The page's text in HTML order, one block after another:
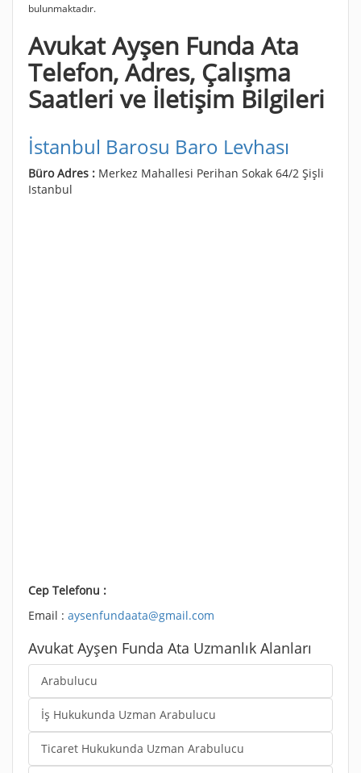
bulunmaktadır.
Avukat Ayşen Funda Ata
Telefon, Adres, Çalışma
Saatleri ve İletişim Bilgileri
İstanbul Barosu Baro Levhası
Büro Adres : Merkez Mahallesi Perihan Sokak 64/2 Şişli
Istanbul
Cep Telefonu :
Email : aysenfundaata@gmail.com
Avukat Ayşen Funda Ata Uzmanlık Alanları
Arabulucu
İş Hukukunda Uzman Arabulucu
Ticaret Hukukunda Uzman Arabulucu